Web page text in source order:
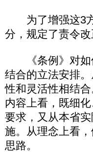
为了增强这3方
分，规定了责令
《条例》对如
结合的立法安排
性和灵活性相结
内容上看，既细
要求，又从本省
施。从理念上看
思路。